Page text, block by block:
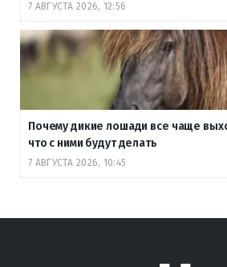
7 АВГУСТА 2026, 12:56
Почему дикие лошади все чаще
что с ними будут делать
7 АВГУСТА 2026, 10:45